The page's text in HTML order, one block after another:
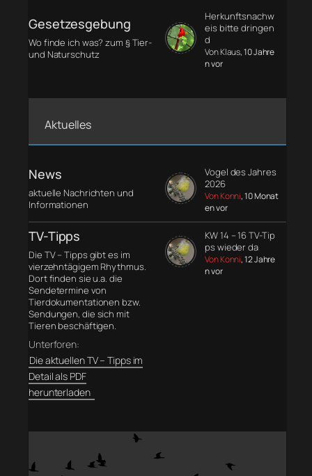
Gesetzesgebung
Wo finde ich was? zum § Tier-
und Naturschutz
Herkunftsnachw
eis bitte dringen
d
Von Klaus, 10 Jahre
n vor
Aktuelles
News
aktuelle Nachrichten und
Informationen
Vogel des Jahres
2026
Von Konni, 10 Monat
en vor
TV-Tipps
Die TV – Tipps gibt es im
vierzehntägigem Rhythmus.
Dort finden sie u.a. die
Sendetermine von
Tierdokumentationen bzw.
Sendungen, die sich mit
Tieren beschäftigen.
Unterforen:
Die aktuellen TV – Tipps im
Detail als PDF
herunterladen
KW 14 – 16 TV-Tip
ps wieder da
Von Konni, 12 Jahre
n vor